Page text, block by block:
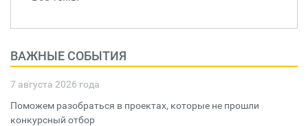
ВАЖНЫЕ СОБЫТИЯ
7 августа 2026 года
Поможем разобраться в проектах, которые не прошли
конкурсный отбор